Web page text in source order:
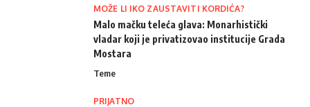
MOŽE LI IKO ZAUSTAVITI KORDIĆA?
Malo mačku teleća glava: Monarhistički
vladar koji je privatizovao institucije Grada
Mostara
Teme
PRIJATNO